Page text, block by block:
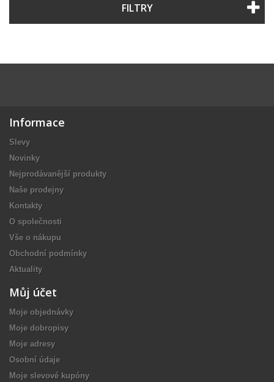
FILTRY
Informace
Slevy
Novinky
Nejprodávanější produkty
Naše prodejny
Kontakty
O společnosti
Vše o nákupu
Obchodní podmínky
Aktuality
Můj účet
Moje objednávky
Moje dobropisy
Moje adresy
Osobní údaje
Moje slevové kupóny